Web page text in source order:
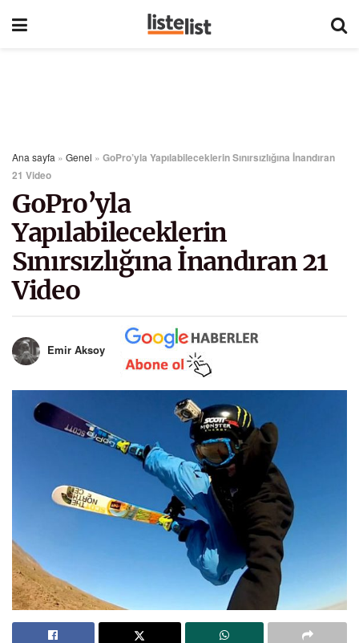
Ana sayfa » Genel » GoPro’yla Yapılabileceklerin Sınırsızlığına İnandıran
21 Video
GoPro’yla
Yapılabileceklerin
Sınırsızlığına İnandıran 21
Video
Emir Aksoy